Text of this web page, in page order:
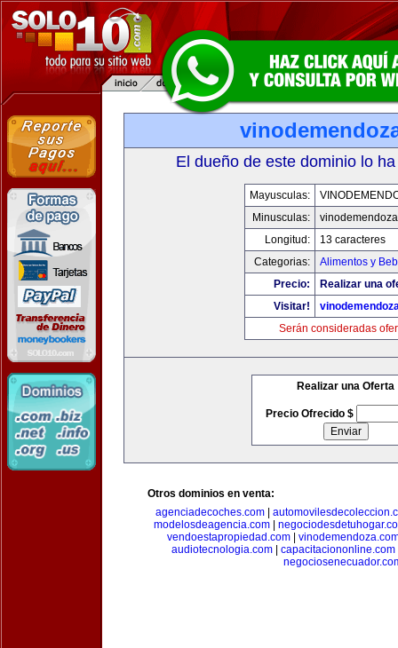
El dueño de este dominio lo
Mayusculas:
Minusculas:
Longitud:
13 caracteres
Categorias:
Alimentos y
Precio:
Realizar una
Visitar!
Serán consideradas
Realizar una Oferta
Precio Ofrecido $
Otros dominios en venta:
agenciadecoches.com
modelosdeagencia.com
vendoestapropiedad.com|
audiotecnologia.com
capacitaciononline.com